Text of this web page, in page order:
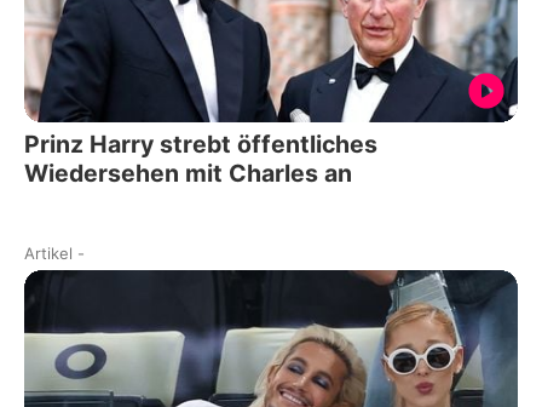
Prinz Harry strebt öffentliches
Wiedersehen mit Charles an
Artikel -